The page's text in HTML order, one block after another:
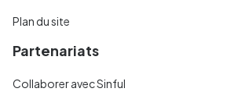
Plan du site
Partenariats
Collaborer avec Sinful